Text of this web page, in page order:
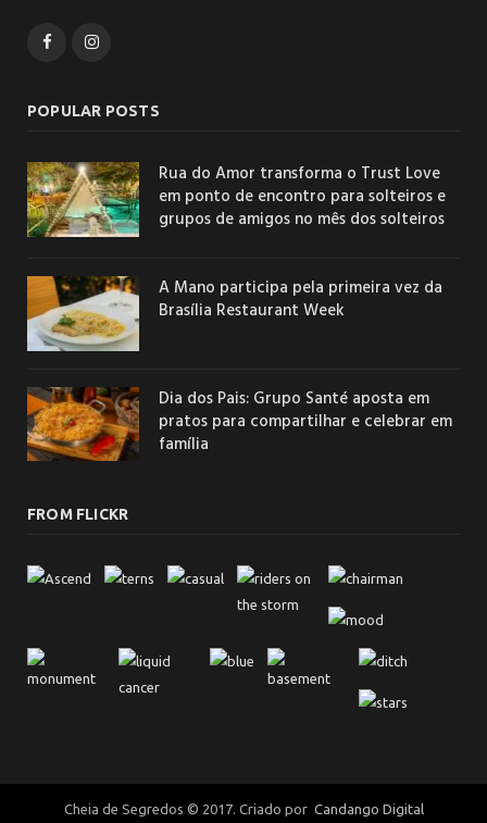
FacebookInstagram
POPULAR POSTS
Rua do Amor transforma o Trust Love
em ponto de encontro para solteiros e
grupos de amigos no mês dos solteiros
A Mano participa pela primeira vez da
Brasília Restaurant Week
Dia dos Pais: Grupo Santé aposta em
pratos para compartilhar e celebrar em
família
FROM FLICKR
Cheia de Segredos © 2017. Criado por Candango Digital